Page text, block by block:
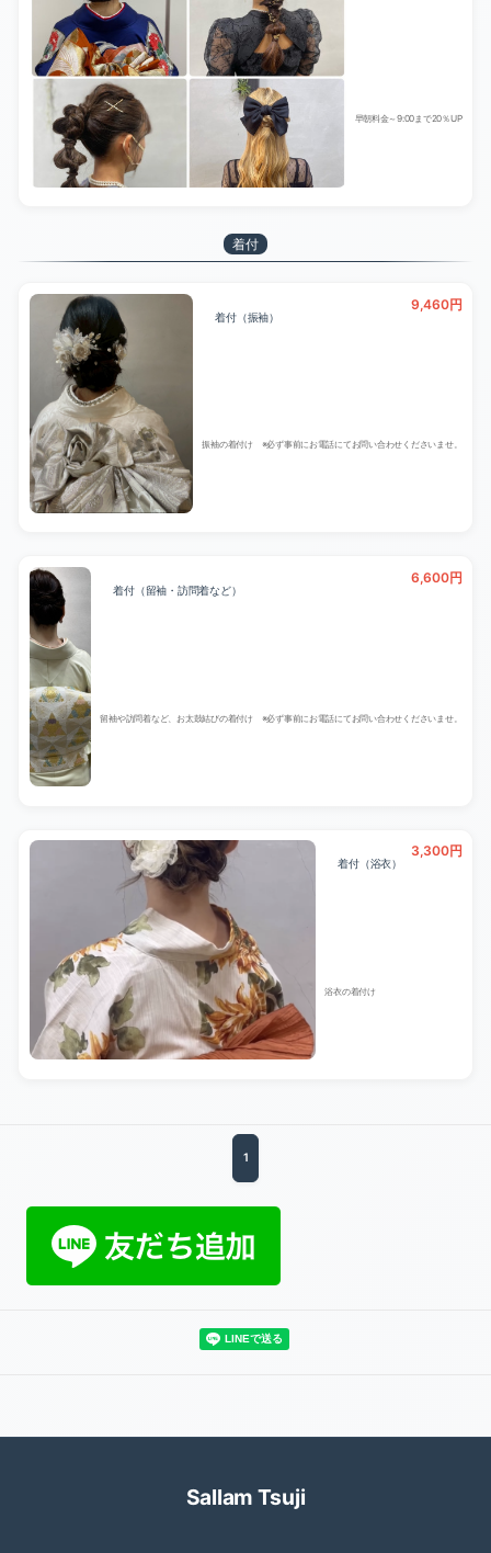
早朝料金～9:00まで20％UP
着付
着付（振袖）
9,460円
振袖の着付け ※必ず事前にお電話にてお問い合わせくださいませ。
着付（留袖・訪問着など）
6,600円
留袖や訪問着など、お太鼓結びの着付け ※必ず事前にお電話にてお問い合わせくださいませ。
着付（浴衣）
3,300円
浴衣の着付け
1
Sallam Tsuji